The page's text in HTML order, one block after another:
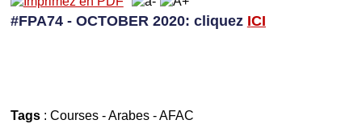
#FPA74 - OCTOBER 2020: cliquez ICI
Tags: Courses-Arabes-AFAC